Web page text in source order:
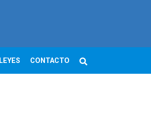
LEYES CONTACTO